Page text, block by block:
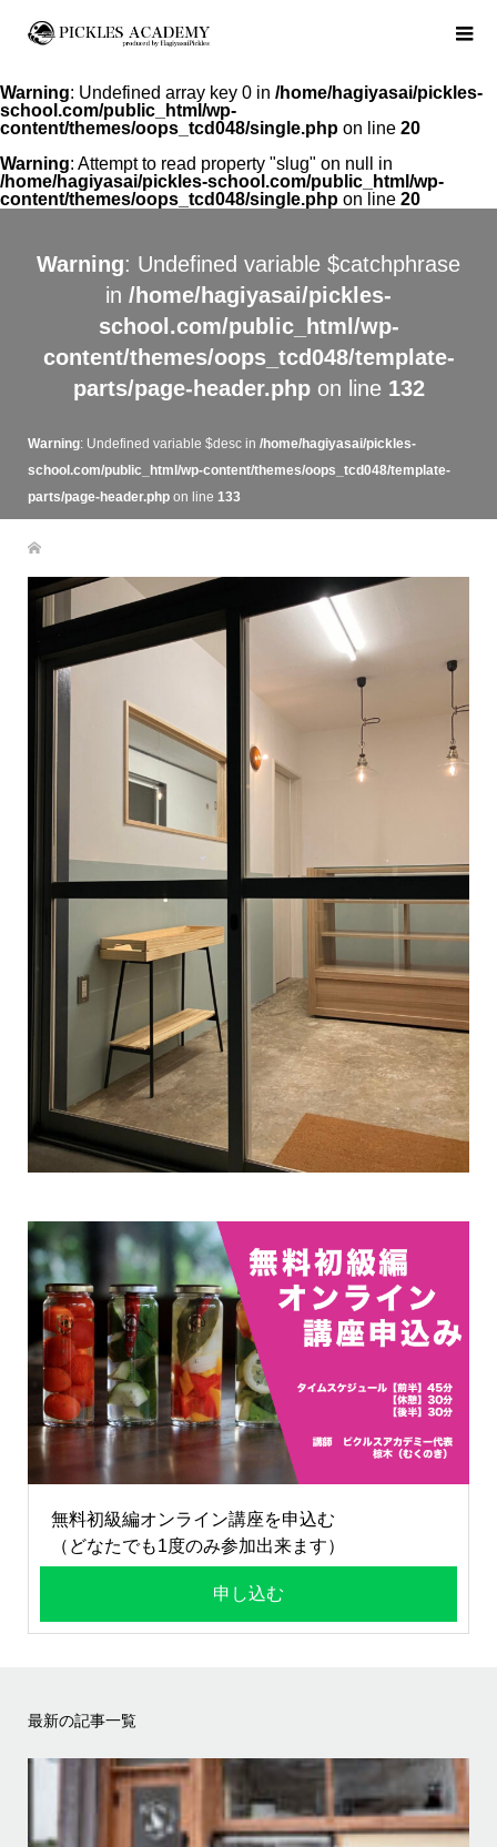
Warning: Undefined array key 0 in /home/hagiyasai/pickles-
school.com/public_html/wp-
content/themes/oops_tcd048/single.php on line 20
Warning: Attempt to read property "slug" on null in
/home/hagiyasai/pickles-school.com/public_html/wp-
content/themes/oops_tcd048/single.php on line 20
Warning: Undefined variable $catchphrase
in /home/hagiyasai/pickles-
school.com/public_html/wp-
content/themes/oops_tcd048/template-
parts/page-header.phpon line 132
Warning: Undefined variable $desc in /home/hagiyasai/pickles-
school.com/public_html/wp-content/themes/oops_tcd048/template-
parts/page-header.phpon line 133
無料初級編オンライン講座を申込む
（どなたでも1度のみ参加出来ます）
申し込む
最新の記事一覧